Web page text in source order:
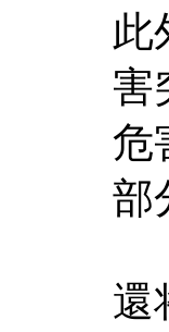
此
害
危
部
還